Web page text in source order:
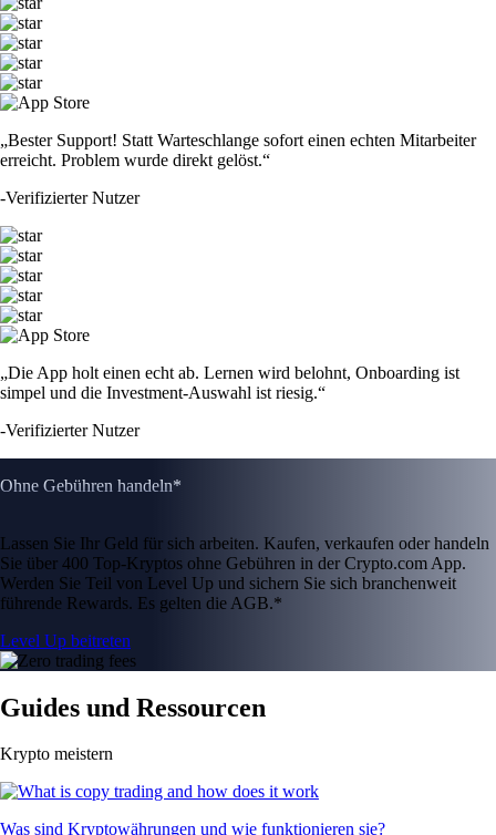
„Bester Support! Statt Warteschlange sofort einen echten Mitarbeiter
erreicht. Problem wurde direkt gelöst.“
-Verifizierter Nutzer
„Die App holt einen echt ab. Lernen wird belohnt, Onboarding ist
simpel und die Investment-Auswahl ist riesig.“
-Verifizierter Nutzer
Ohne Gebühren handeln*
Lassen Sie Ihr Geld für sich arbeiten. Kaufen, verkaufen oder handeln
Sie über 400 Top-Kryptos ohne Gebühren in der Crypto.com App.
Werden Sie Teil von Level Up und sichern Sie sich branchenweit
führende Rewards. Es gelten die AGB.*
Level Up beitreten
Guides und Ressourcen
Krypto meistern
Was sind Kryptowährungen und wie funktionieren sie?